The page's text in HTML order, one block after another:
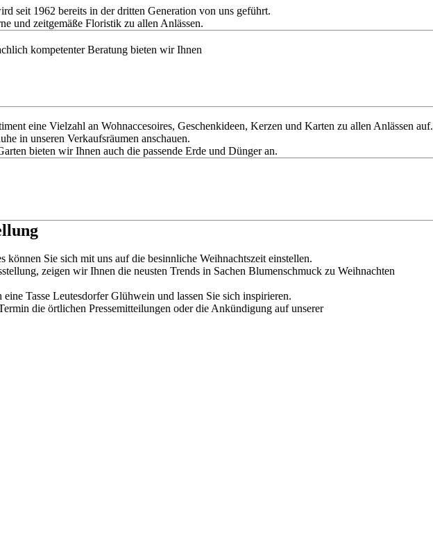
seit 1962 bereits in der dritten Generation von uns geführt.
und zeitgemäße Floristik zu allen Anlässen.
kompetenter Beratung bieten wir Ihnen
eine Vielzahl an Wohnaccesoires, Geschenkideen, Kerzen und Karten zu allen Anlässen auf.
in unseren Verkaufsräumen anschauen.
bieten wir Ihnen auch die passende Erde und Dünger an.
können Sie sich mit uns auf die besinnliche Weihnachtszeit einstellen.
zeigen wir Ihnen die neusten Trends in Sachen Blumenschmuck zu Weihnachten
Tasse Leutesdorfer Glühwein und lassen Sie sich inspirieren.
die örtlichen Pressemitteilungen oder die Ankündigung auf unserer